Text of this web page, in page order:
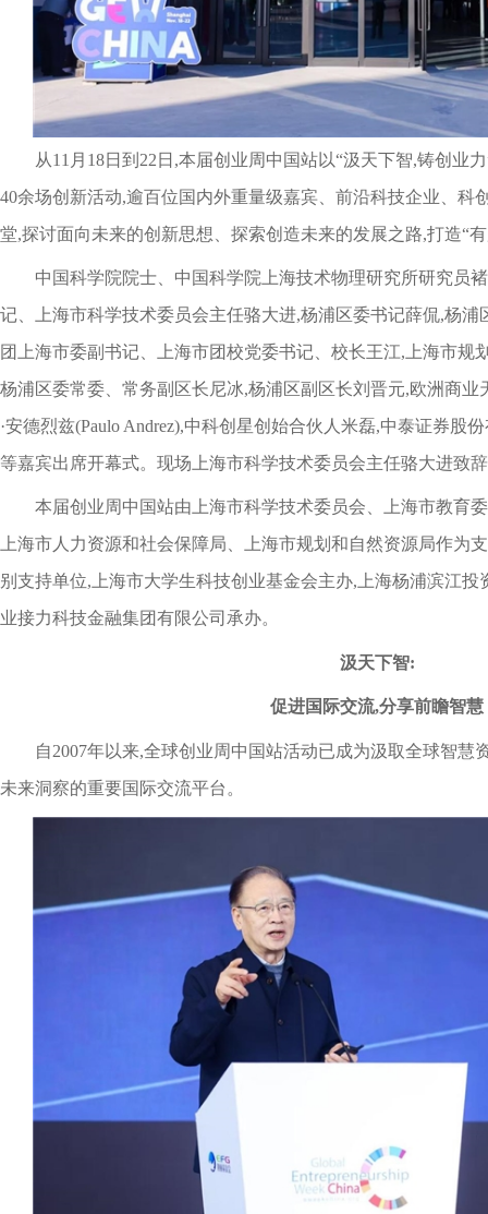
从11月18日到22日,本届创业周中国站以“汲天下智,铸创业
40余场创新活动,逾百位国内外重量级嘉宾、前沿科技企业、科
堂,探讨面向未来的创新思想、探索创造未来的发展之路,打造“
中国科学院院士、中国科学院上海技术物理研究所研究员
记、上海市科学技术委员会主任骆大进,杨浦区委书记薛侃,杨浦
团上海市委副书记、上海市团校党委书记、校长王江,上海市规
杨浦区委常委、常务副区长尼冰,杨浦区副区长刘晋元,欧洲商
·安德烈兹(Paulo Andrez),中科创星创始合伙人米磊,中泰证券股
等嘉宾出席开幕式。现场上海市科学技术委员会主任骆大进致
本届创业周中国站由上海市科学技术委员会、上海市教育
上海市人力资源和社会保障局、上海市规划和自然资源局作为
别支持单位,上海市大学生科技创业基金会主办,上海杨浦滨江
业接力科技金融集团有限公司承办。
汲天下智:
促进国际交流,分享前瞻智慧
自2007年以来,全球创业周中国站活动已成为汲取全球智慧
未来洞察的重要国际交流平台。